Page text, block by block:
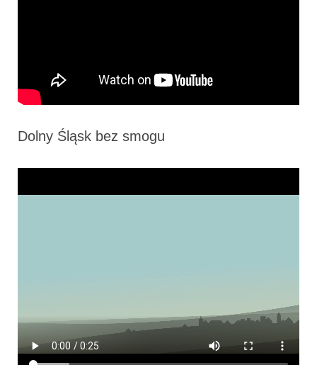
Dolny Śląsk bez smogu